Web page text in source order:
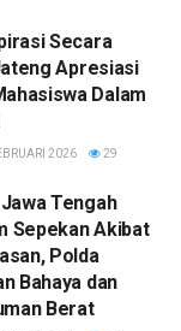
Secara
Apresiasi
Dalam
2026 29
Tengah
Sepekan Akibat
Polda
Bahaya dan
Berat